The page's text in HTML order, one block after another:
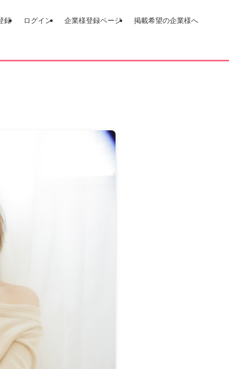
録 ログイン 企業様登録ページ 掲載希望の企業様へ